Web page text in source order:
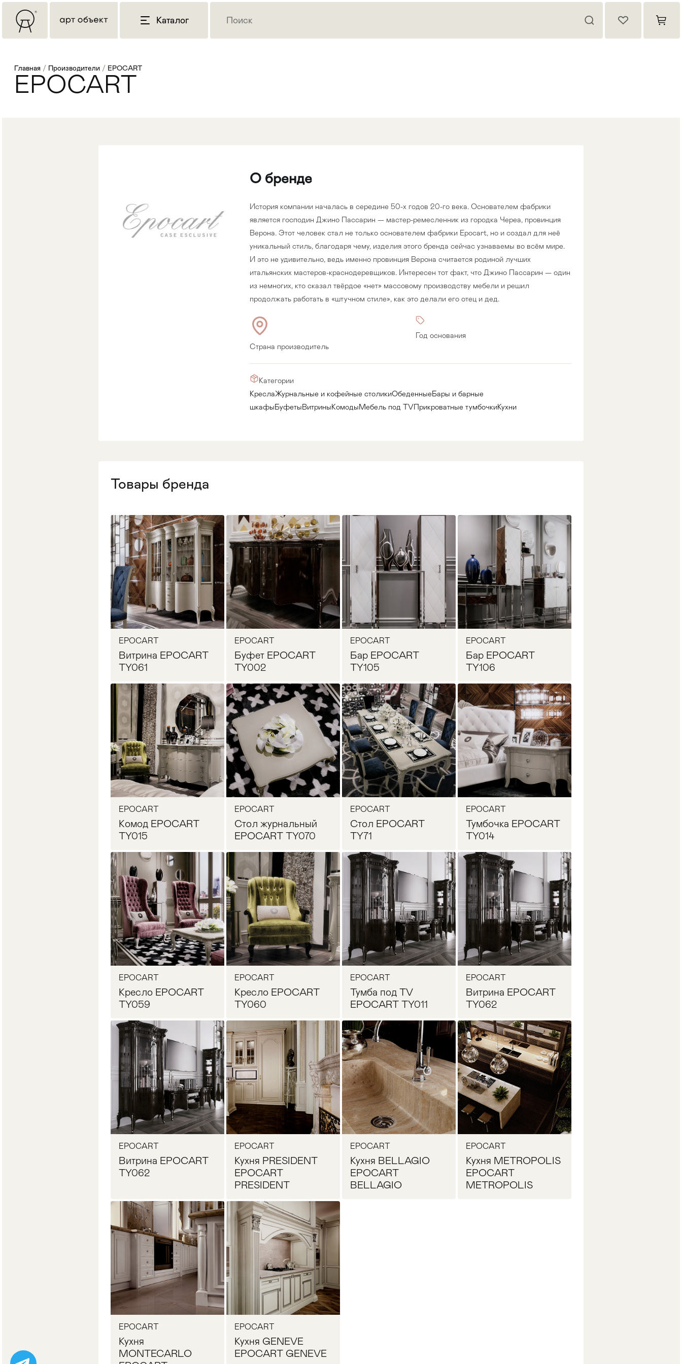
Каталог
Прихожая >
Главная / Производители / EPOCART
EPOCART
О бренде
История компании началась в середине 50-х годов 20-го века. Основателем фабрики
является господин Джино Пассарин — мастер-ремесленник из городка Череа, провинция
Верона. Этот человек стал не только основателем фабрики Epocart, но и создал для неё
уникальный стиль, благодаря чему, изделия этого бренда сейчас узнаваемы во всём мире.
И это не удивительно, ведь именно провинция Верона считается родиной лучших
итальянских мастеров-краснодеревщиков. Интересен тот факт, что Джино Пассарин — один
из немногих, кто сказал твёрдое «нет» массовому производству мебели и решил
продолжать работать в «штучном стиле», как это делали его отец и дед.
Страна производитель
Год основания
Категории
КреслаЖурнальные и кофейные столикиОбеденныеБары и барные
шкафыБуфетыВитриныКомодыМебель под TVПрикроватные тумбочкиКухни
Товары бренда
Запросить цену
EPOCART
Витрина EPOCART
TY061
Запросить цену
EPOCART
Буфет EPOCART
TY002
Запросить цену
EPOCART
Бар EPOCART
TY105
Запросить цену
EPOCART
Бар EPOCART
TY106
Запросить цену
EPOCART
Комод EPOCART
TY015
Запросить цену
EPOCART
Стол журнальный
EPOCART TY070
Запросить цену
EPOCART
Стол EPOCART
TY71
Запросить цену
EPOCART
Тумбочка EPOCART
TY014
Запросить цену
EPOCART
Кресло EPOCART
TY059
Запросить цену
EPOCART
Кресло EPOCART
TY060
Запросить цену
EPOCART
Тумба под TV
EPOCART TY011
Запросить цену
EPOCART
Витрина EPOCART
TY062
Запросить цену
EPOCART
Витрина EPOCART
TY062
Запросить цену
EPOCART
Кухня PRESIDENT
EPOCART
PRESIDENT
EPOCART
Кухня BELLAGIO
EPOCART
BELLAGIO
EPOCART
Кухня METROPOLIS
EPOCART
METROPOLIS
EPOCART
Кухня
MONTECARLO
EPOCART
Кухня GENEVE
EPOCART GENEVE